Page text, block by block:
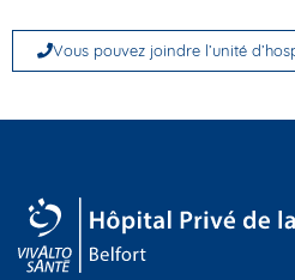
Vous pouvez joindre l’unité